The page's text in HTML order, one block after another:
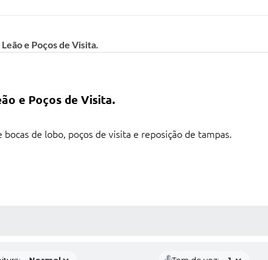
e Poços de Visita.
e Poços de Visita.
de lobo, poços de visita e reposição de tampas.